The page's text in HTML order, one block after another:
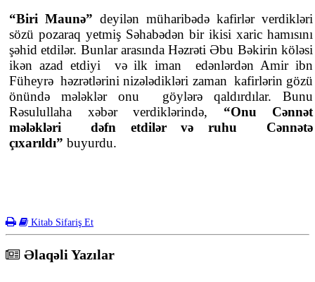
“Biri Maunə” deyilən müharibədə kafirlər verdikləri
sözü pozaraq yetmiş Səhabədən bir ikisi xaric hamısını
şəhid etdilər. Bunlar arasında Həzrəti Əbu Bəkirin köləsi
ikən azad etdiyi və ilk iman edənlərdən Amir ibn
Füheyrə həzrətlərini nizələdikləri zaman kafirlərin gözü
önündə mələklər onu göylərə qaldırdılar. Bunu
Rəsulullaha xəbər verdiklərində, “Onu Cənnət
mələkləri dəfn etdilər və ruhu Cənnətə
çıxarıldı” buyurdu.
Kitab Sifariş Et
Əlaqəli Yazılar